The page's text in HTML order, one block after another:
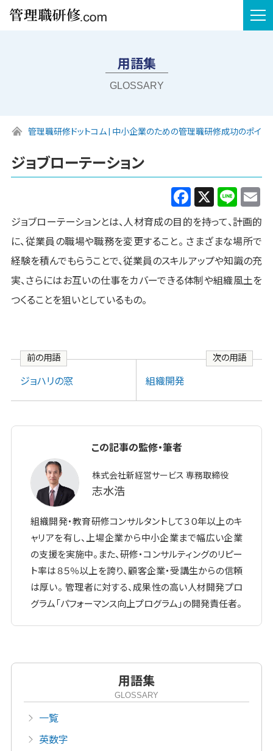
用語集
GLOSSARY
管理職研修ドットコム | 中小企業のための管理職研修成功のポイン
ジョブローテーション
Facebook
X Line
ジョブローテーションとは、人材育成の目的を持って、計画的
に、従業員の職場や職務を変更すること。 さまざまな場所で
経験を積んでもらうことで、従業員のスキルアップや知識の充
実、さらにはお互いの仕事をカバーできる体制や組織風土を
つくることを狙いとしているもの。
前の用語
ジョハリの窓
次の用語
組織開発
この記事の監修・筆者
株式会社新経営サービス 専務取締役
志水浩
組織開発・教育研修コンサルタントして３０年以上のキ
ャリアを有し、上場企業から中小企業まで幅広い企業
の支援を実施中。また、研修・コンサルティングのリピー
ト率は８５％以上を誇り、顧客企業・受講生からの信頼
は厚い。 管理者に対する、成果性の高い人材開発プロ
グラム「パフォーマンス向上プログラム」の開発責任者。
用語集
GLOSSARY
一覧
英数字